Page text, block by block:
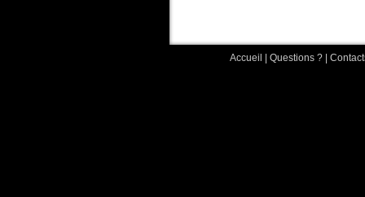
Accueil Questions ?